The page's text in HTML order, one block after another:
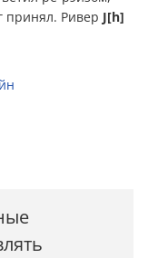
принял. Ривер J[h]